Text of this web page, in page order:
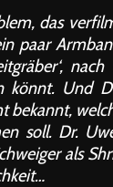
das
paar
könnt. Und
bekannt,
soll. Dr.
als